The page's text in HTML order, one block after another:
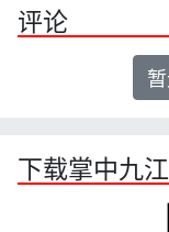
评论
下载掌中九江